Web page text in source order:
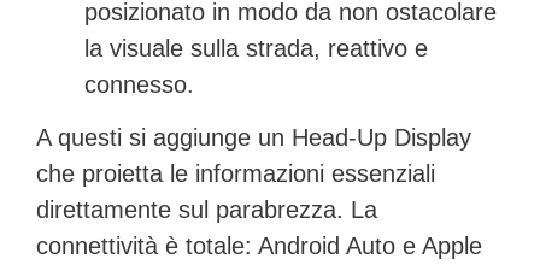
posizionato in modo da non ostacolare
la visuale sulla strada, reattivo e
connesso.
A questi si aggiunge un Head-Up Display
che proietta le informazioni essenziali
direttamente sul parabrezza. La
connettività è totale: Android Auto e Apple